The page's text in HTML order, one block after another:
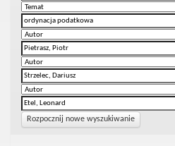
Rozpocznij nowe wyszukiwanie